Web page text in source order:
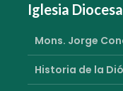
Iglesia
Mons. Jorge
Historia de la